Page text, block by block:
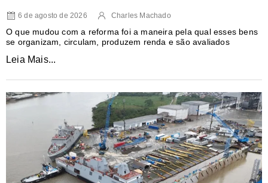
6 de agosto de 2026 Charles Machado
O que mudou com a reforma foi a maneira pela qual esses bens
se organizam, circulam, produzem renda e são avaliados
Leia Mais...